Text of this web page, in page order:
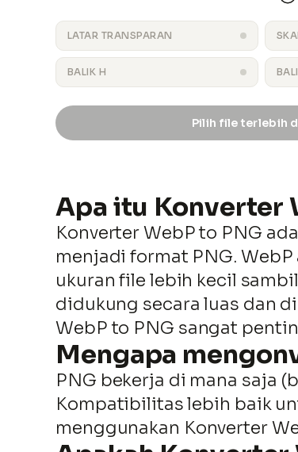
LATAR TRANSPARAN
BALIK H
Pilih file terlebih
Apa itu Konverter
Konverter WebP to PNG
menjadi format PNG.
ukuran file lebih kecil
didukung secara luas dan
WebP to PNG sangat
Mengapa
PNG bekerja di mana saja
Kompatibilitas lebih baik
menggunakan Konverter